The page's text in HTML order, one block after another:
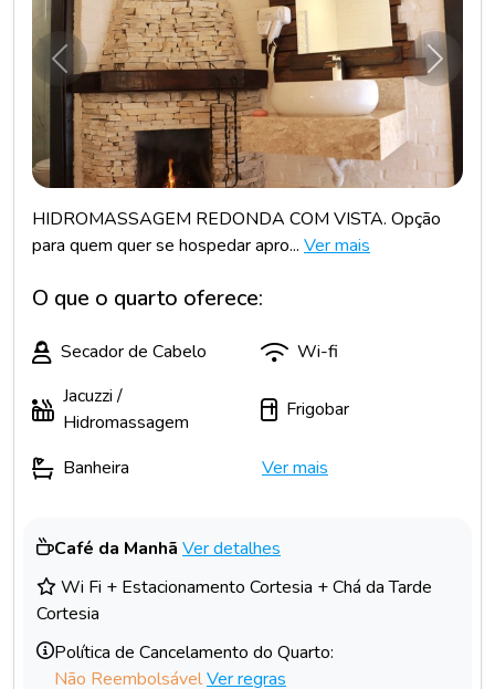
Anterior
HIDROMASSAGEM REDONDA COM VISTA. Opção
para quem quer se hospedar apro... Ver mais
O que o quarto oferece:
Secador de Cabelo
Wi-fi
Jacuzzi /
Hidromassagem
Frigobar
Banheira Ver mais
Café da Manhã Ver detalhes
Wi Fi + Estacionamento Cortesia + Chá da Tarde
Cortesia
Política de Cancelamento do Quarto:
Não ReembolsávelVer regras